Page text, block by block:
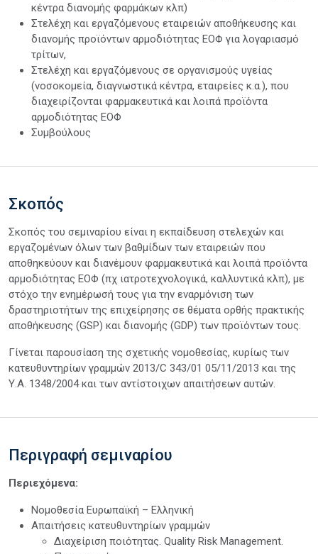
κέντρα διανομής φαρμάκων κλπ)
Στελέχη και εργαζόμενους εταιρειών αποθήκευσης και
διανομής προϊόντων αρμοδιότητας ΕΟΦ για λογαριασμό
τρίτων,
Στελέχη και εργαζόμενους σε οργανισμούς υγείας
(νοσοκομεία, διαγνωστικά κέντρα, εταιρείες κ.α.), που
διαχειρίζονται φαρμακευτικά και λοιπά προϊόντα
αρμοδιότητας ΕΟΦ
Συμβούλους
Σκοπός
Σκοπός του σεμιναρίου είναι η εκπαίδευση στελεχών και
εργαζομένων όλων των βαθμίδων των εταιρειών που
αποθηκεύουν και διανέμουν φαρμακευτικά και λοιπά προϊόντα
αρμοδιότητας ΕΟΦ (πχ ιατροτεχνολογικά, καλλυντικά κλπ), με
στόχο την ενημέρωσή τους για την εναρμόνιση των
δραστηριοτήτων της επιχείρησης σε θέματα ορθής πρακτικής
αποθήκευσης (GSP) και διανομής (GDP) των προϊόντων τους.
Γίνεται παρουσίαση της σχετικής νομοθεσίας, κυρίως των
κατευθυντηρίων γραμμών 2013/C 343/01 05/11/2013 και της
Υ.Α. 1348/2004 και των αντίστοιχων απαιτήσεων αυτών.
Περιγραφή σεμιναρίου
Περιεχόμενα:
Νομοθεσία Ευρωπαϊκή – Ελληνική
Απαιτήσεις κατευθυντηρίων γραμμών
Διαχείριση ποιότητας. Quality Risk Management.